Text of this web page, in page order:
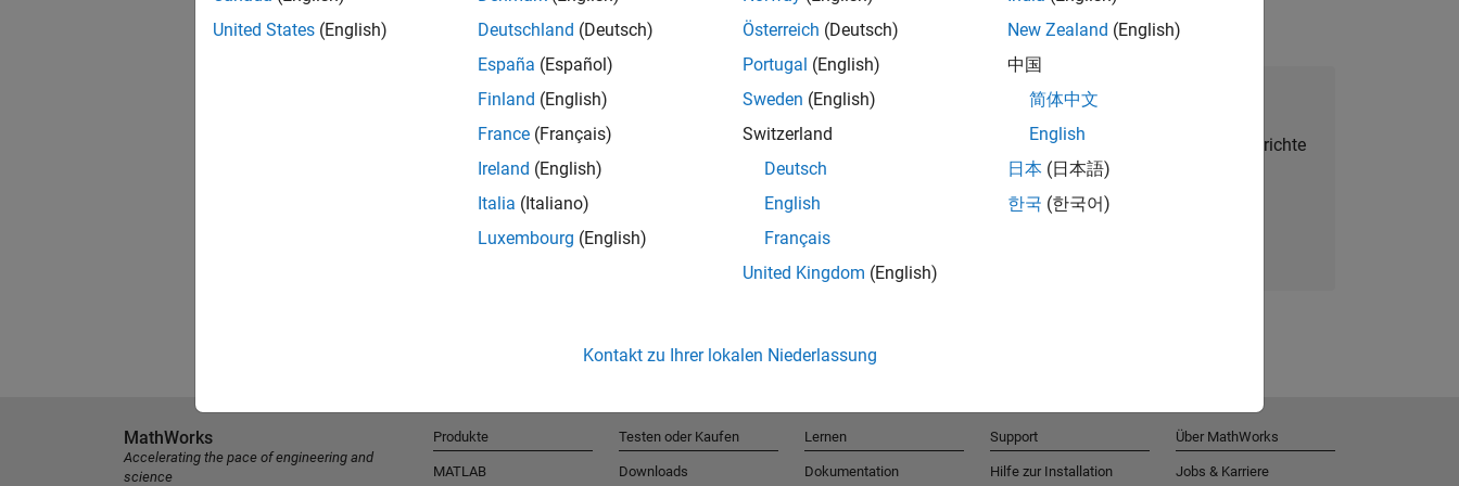
Talent Network beitreten
Erhalten Sie personalisierte Stellenangebote, Berichte
und Unternehmensneuigkeiten.
United States (English)
Deutschland (Deutsch)
España (Español)
Finland (English)
France (Français)
Ireland (English)
Italia (Italiano)
Luxembourg (English)
Österreich (Deutsch)
Portugal (English)
Sweden (English)
Switzerland
Deutsch
English
Français
United Kingdom (English)
New Zealand (English)
中国
简体中文
English
日本 (日本語)
한국 (한국어)
Kontakt zu Ihrer lokalen Niederlassung
MathWorks
Accelerating the pace of engineering and
science
Produkte
MATLAB
Testen oder Kaufen
Downloads
Lernen
Dokumentation
Support
Hilfe zur Installation
Über MathWorks
Jobs & Karriere